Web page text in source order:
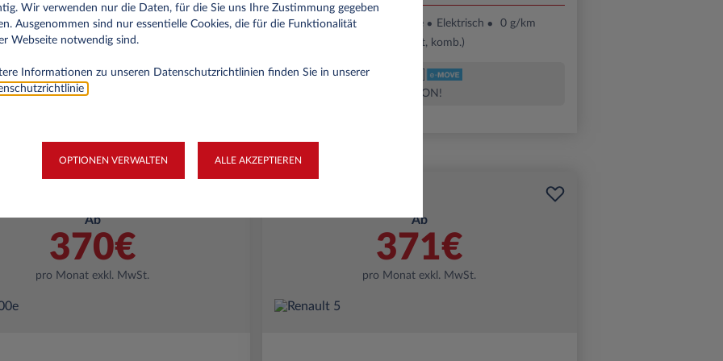
km 48 Monate Elektrisch
0 g/km
(gewichtet, komb.)
AKTION!
40.000 km 48 Monate Elektrisch
0 g/km
(gewichtet, komb.)
AKTION!
Ab
370€
pro Monat exkl. MwSt.
Ab
371€
pro Monat exkl. MwSt.
Wir verwenden nur die Daten, für die Sie uns Ihre Zustimmung gegeben
Ausgenommen sind nur essentielle Cookies, die für die Funktionalität
Webseite notwendig sind.
Informationen zu unseren Datenschutzrichtlinien finden Sie in unserer
OPTIONEN VERWALTEN ALLE AKZEPTIEREN